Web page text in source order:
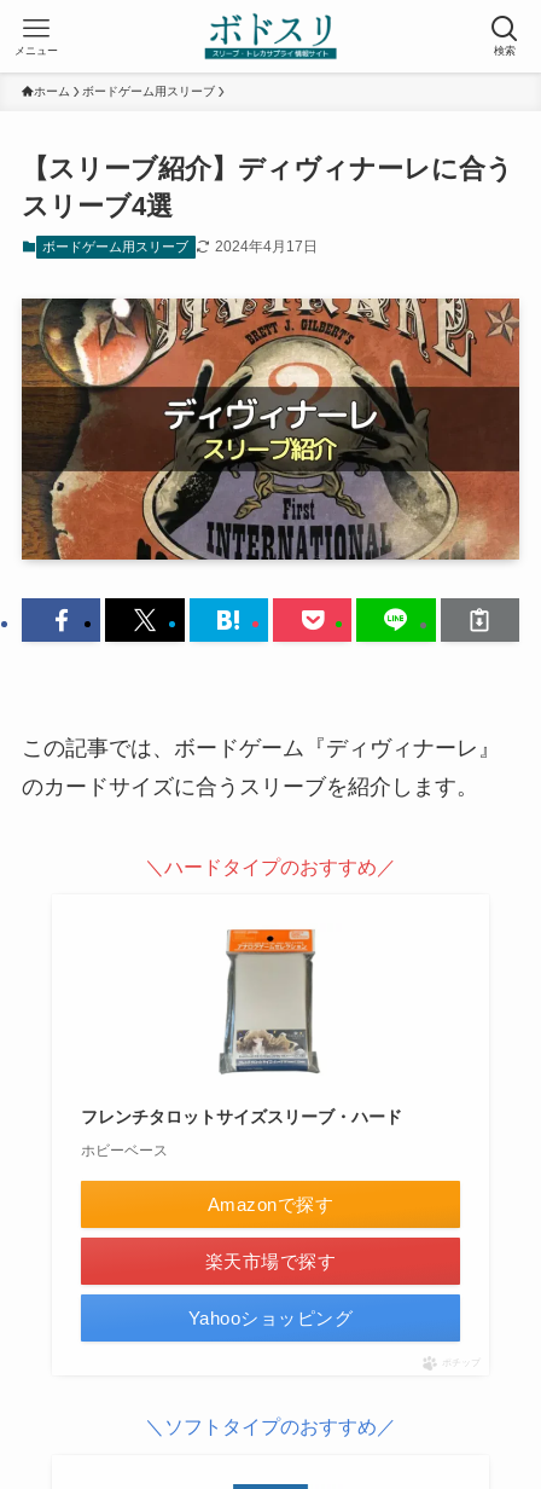
検索
メニュー
ホーム ボードゲーム用スリーブ
【スリーブ紹介】ディヴィナーレに合う
スリーブ4選
ボードゲーム用スリーブ 2024年4月17日
この記事では、ボードゲーム『ディヴィナーレ』
のカードサイズに合うスリーブを紹介します。
＼ハードタイプのおすすめ／
フレンチタロットサイズスリーブ・ハード
ホビーベース
Amazonで探す
楽天市場で探す
Yahooショッピング
ポチップ
＼ソフトタイプのおすすめ／